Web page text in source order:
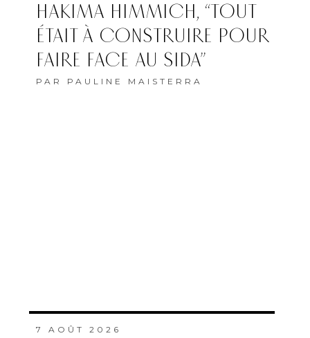
HAKIMA HIMMICH, “TOUT
ÉTAIT À CONSTRUIRE POUR
FAIRE FACE AU SIDA”
PAR PAULINE MAISTERRA
7 AOÛT 2026